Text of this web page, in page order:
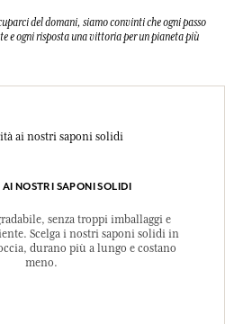
del domani, siamo convinti che ogni passo
e ogni risposta una vittoria per un pianeta più
NOSTRI SAPONI SOLIDI
senza troppi imballaggi e
Scelga i nostri saponi solidi in
durano più a lungo e costano
meno.